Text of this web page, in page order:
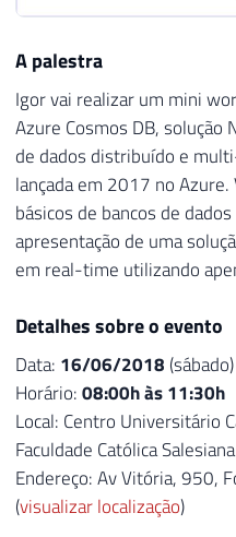
A palestra
Igor vai realizar um mini
Azure Cosmos DB, solução
de dados distribuído e
lançada em 2017 no
básicos de bancos de
apresentação de uma
em real-time utilizando
Detalhes sobre o evento
Data: 16/06/2018 (sábado)
Horário:08:00h às 11:30h
Local: Centro Universitário
Faculdade Católica
Endereço: Av Vitória, 950,
(visualizar localização)